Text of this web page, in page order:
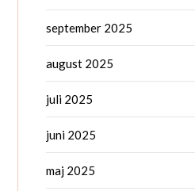
september 2025
august 2025
juli 2025
juni 2025
maj 2025